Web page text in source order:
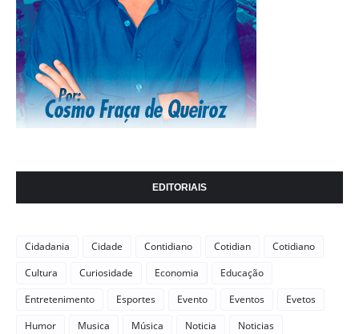
EDITORIAIS
Cidadania Cidade Contidiano Cotidian
Cotidiano
Cultura
Curiosidade Economia
Educação
Entretenimento
Esportes Evento Eventos
Evetos
Humor
Musica Música Noticia
Noticias